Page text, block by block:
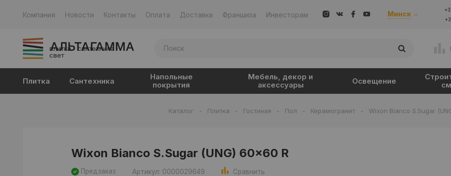
Компания Новости Контакты Оплата Доставка Франшиза Инвесторам Минск
плитка · сантехника ·
свет
Плитка Сантехника
Напольные
покрытия
Мебель, декор и
аксессуары
Освещение
Каталог - Плитка - Гостиная - Пол - Керамогранит - Wixon Bianco S.Sugar
Wixon Bianco S.Sugar (UNG) 60x60 R
Предзаказ Артикул: 0000029649 Сравнить